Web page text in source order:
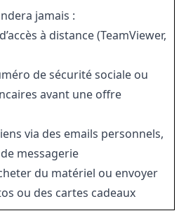
jamais :
à distance (TeamViewer,
de sécurité sociale ou
avant une offre
via des emails personnels,
messagerie
du matériel ou envoyer
ou des cartes cadeaux